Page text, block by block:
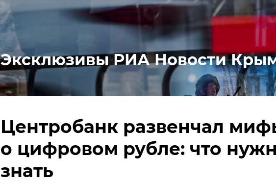
Эксклюзивы РИА Новости
Центробанк развенчал
о цифровом рубле: что
знать